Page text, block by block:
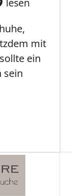
lesen
mit
ein
sein